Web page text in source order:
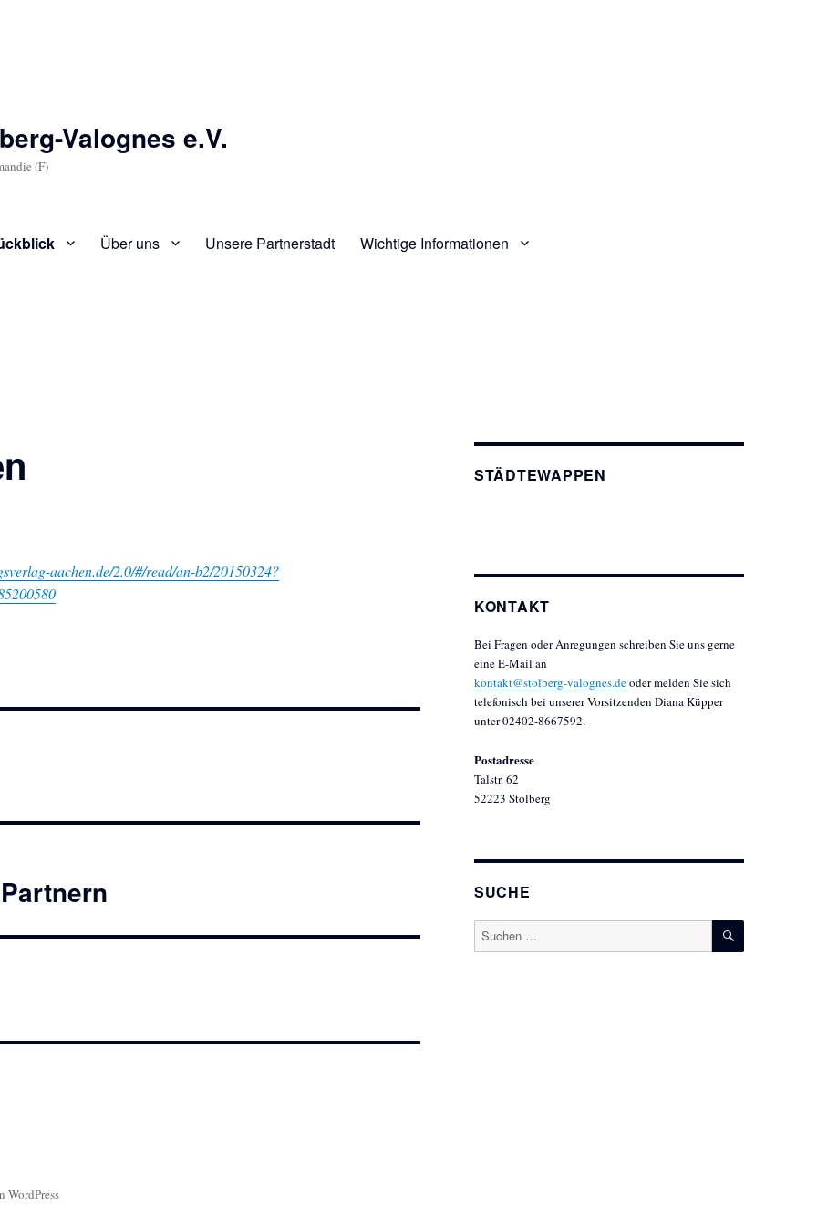
Valognes e.V.
(F)
Über uns Unsere Partnerstadt Wichtige Informationen
aachen.de/2.0/#/read/an-b2/20150324?
STÄDTEWAPPEN
KONTAKT
Bei Fragen oder Anregungen schreiben Sie uns gerne
eine E-Mail an
kontakt@stolberg-valognes.deoder melden Sie sich
telefonisch bei unserer Vorsitzenden Diana Küpper
unter 02402-8667592.
Postadresse
Talstr. 62
52223 Stolberg
SUCHE
Suchen
nach:
SUCHEN
WordPress